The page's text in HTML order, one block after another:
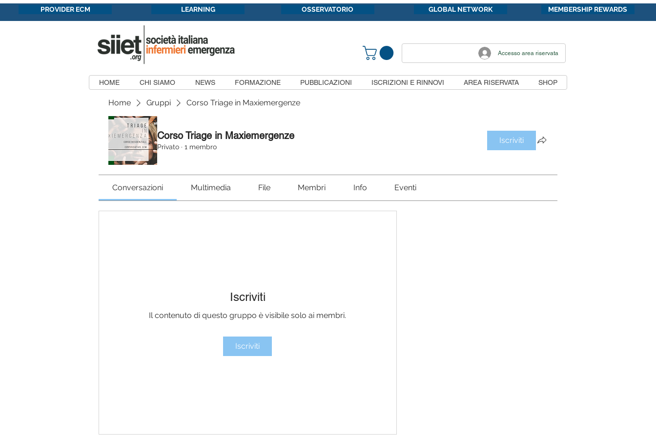
PROVIDER ECM LEARNING OSSERVATORIO GLOBAL NETWORK MEMBERSHIP REWARDS
Accesso area riservata
HOME CHI SIAMO NEWS FORMAZIONE PUBBLICAZIONI ISCRIZIONI E RINNOVI AREA RISERVATA SHOP
Home Gruppi Corso Triage in Maxiemergenze
Corso Triage in Maxiemergenze
Privato · 1 membro
Iscriviti
Conversazioni Multimedia File Membri Info Eventi
Iscriviti
Il contenuto di questo gruppo è visibile solo ai membri.
Iscriviti